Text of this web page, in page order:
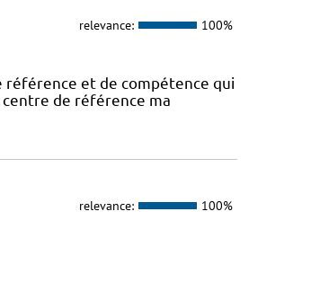
relevance: 100%
référence et de compétence qui
de référence ma
relevance: 100%